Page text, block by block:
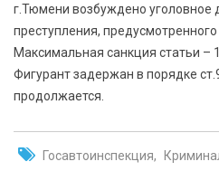
г.Тюмени возбуждено уголовное
преступления, предусмотренного
Максимальная санкция статьи –
Фигурант задержан в порядке
продолжается.
Госавтоинспекция